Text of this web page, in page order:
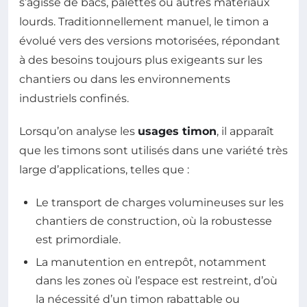
lourds. Traditionnellement manuel, le timon a
évolué vers des versions motorisées, répondant
à des besoins toujours plus exigeants sur les
chantiers ou dans les environnements
industriels confinés.
Lorsqu’on analyse les usages timon, il apparaît
que les timons sont utilisés dans une variété très
large d’applications, telles que :
Le transport de charges volumineuses sur les
chantiers de construction, où la robustesse
est primordiale.
La manutention en entrepôt, notamment
dans les zones où l’espace est restreint, d’où
la nécessité d’un timon rabattable ou